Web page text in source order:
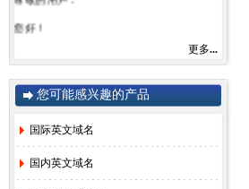
您好！
感谢您一直以来对赛友在线的关注和支持！
由于注册局成本上涨，我司将于2022年9月1
日开始对.com后缀域名注册和续费价格进行
调整。
.com注册首年以及续费上涨幅度5元/每年，
详情参考赛友在线域名价格总览。
更多...
您可能感兴趣的产品
国际英文域名
国内英文域名